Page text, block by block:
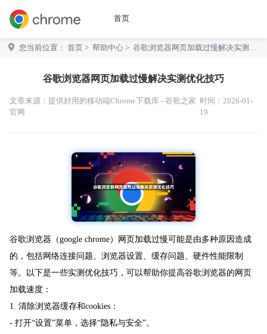
首页
您当前位置： 首页 > 帮助中心 > 谷歌浏览器网页加载过慢解决实测优
谷歌浏览器网页加载过慢解决实测优化技巧
文章来源： 提供好用的移动端Chrome下载库 - 谷歌之家
官网
时间：2026-01-
19
谷歌浏览器（google chrome）网页加载过慢可能是由多种原因造成
的，包括网络连接问题、浏览器设置、缓存问题、硬件性能限制
等。以下是一些实测优化技巧，可以帮助你提高谷歌浏览器的网页
加载速度：
1. 清除浏览器缓存和cookies：
- 打开“设置”菜单，选择“隐私与安全”。